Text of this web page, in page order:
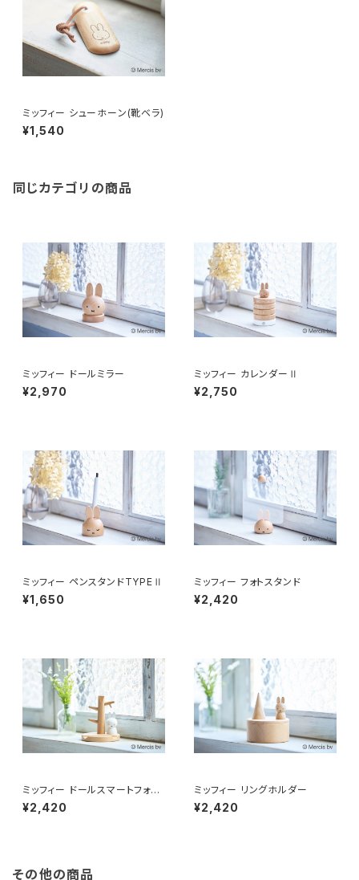
ミッフィー シューホーン(靴ベラ)
¥1,540
同じカテゴリの商品
ミッフィー ドールミラー
¥2,970
ミッフィー カレンダーⅡ
¥2,750
ミッフィー ペンスタンドTYPEⅡ
¥1,650
ミッフィー フォトスタンド
¥2,420
ミッフィー ドールスマートフォン
スタンド
¥2,420
ミッフィー リングホルダー
¥2,420
その他の商品